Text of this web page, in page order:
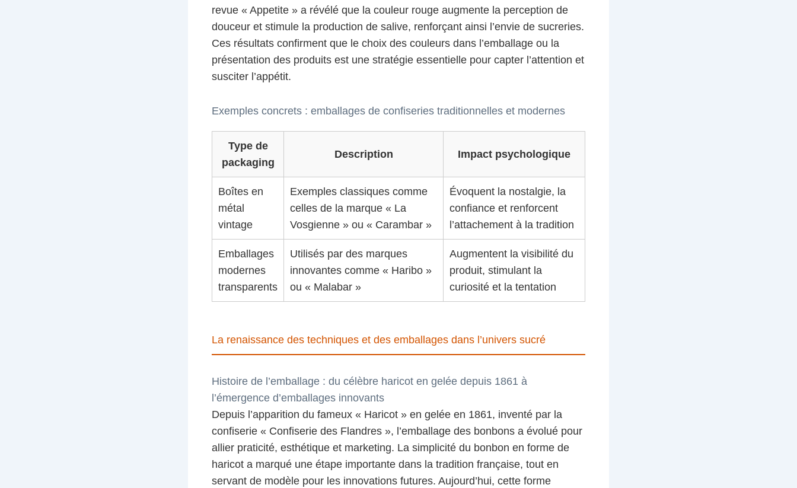
revue « Appetite » a révélé que la couleur rouge augmente la perception de
douceur et stimule la production de salive, renforçant ainsi l’envie de sucreries.
Ces résultats confirment que le choix des couleurs dans l’emballage ou la
présentation des produits est une stratégie essentielle pour capter l’attention et
susciter l’appétit.
Exemples concrets : emballages de confiseries traditionnelles et modernes
Type de
packaging
Description Impact psychologique
Boîtes en
métal
vintage
Exemples classiques comme
celles de la marque « La
Vosgienne » ou « Carambar »
Évoquent la nostalgie, la
confiance et renforcent
l’attachement à la tradition
Emballages
modernes
transparents
Utilisés par des marques
innovantes comme « Haribo »
ou « Malabar »
Augmentent la visibilité du
produit, stimulant la
curiosité et la tentation
La renaissance des techniques et des emballages dans l’univers sucré
Histoire de l’emballage : du célèbre haricot en gelée depuis 1861 à
l’émergence d’emballages innovants
Depuis l’apparition du fameux « Haricot » en gelée en 1861, inventé par la
confiserie « Confiserie des Flandres », l’emballage des bonbons a évolué pour
allier praticité, esthétique et marketing. La simplicité du bonbon en forme de
haricot a marqué une étape importante dans la tradition française, tout en
servant de modèle pour les innovations futures. Aujourd’hui, cette forme